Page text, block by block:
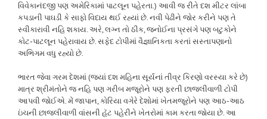
વિવેકાનંદજી પણ અમેરિકામાં પાટલૂન પહેરતા.) આવી જ રીતે દશ મીટર લાંબા
કપડાની પાઘડી કે સાફો વિદાય થઈ રહ્યાં છે. નવી પેઢીને જોર કરીને પણ તે
સ્વીકારાવી નહિ શકાય. અરે, લગ્ન તો ઠીક, જનોઈના પ્રસંગે પણ બટુકોને
કોટ-પાટલૂન પહેરાવાય છે. સફેદ ટોપીમાં વૈજ્ઞાનિકતા કરતાં સસ્તાપણાનો
અભિગમ વધુ રહ્યો છે.
ભારત જેવા ગરમ દેશમાં (જ્યાં દશ મહિના સૂર્યનાં તીવ્ર કિરણો વરસ્યા કરે છે)
માત્ર શ્રીમંતોને જ નહિ પણ ગરીબ મજૂરોને પણ ફરતી છાજલીવાળી ટોપી
આપવી જોઈએ. મેં જાપાન, કોરિયા વગેરે દેશોમાં ખેતમજૂરોને પણ આઠ-આઠ
ઇંચની છાજલીવાળી વાંસની હૅટ પહેરીને ખેતરોમાં કામ કરતા જોયા છે. આ